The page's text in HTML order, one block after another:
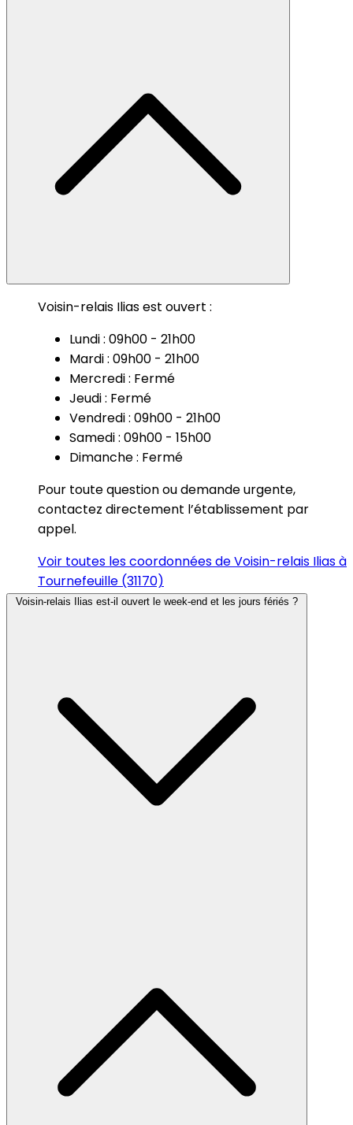
Voisin-relais Ilias est ouvert :
Lundi : 09h00 - 21h00
Mardi : 09h00 - 21h00
Mercredi : Fermé
Jeudi : Fermé
Vendredi : 09h00 - 21h00
Samedi : 09h00 - 15h00
Dimanche : Fermé
Pour toute question ou demande urgente,
contactez directement l’établissement par
appel.
Voir toutes les coordonnées de Voisin-relais Ilias à
Tournefeuille (31170)
Voisin-relais Ilias est-il ouvert le week-end et les jours fériés ?